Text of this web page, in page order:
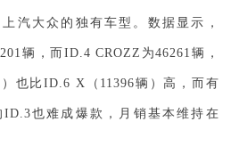
汽大众的独有车型。数据显示，
辆，而ID.4 CROZZ为46261辆，
也比ID.6 X（11396辆）高，而有
也难成爆款，月销基本维持在